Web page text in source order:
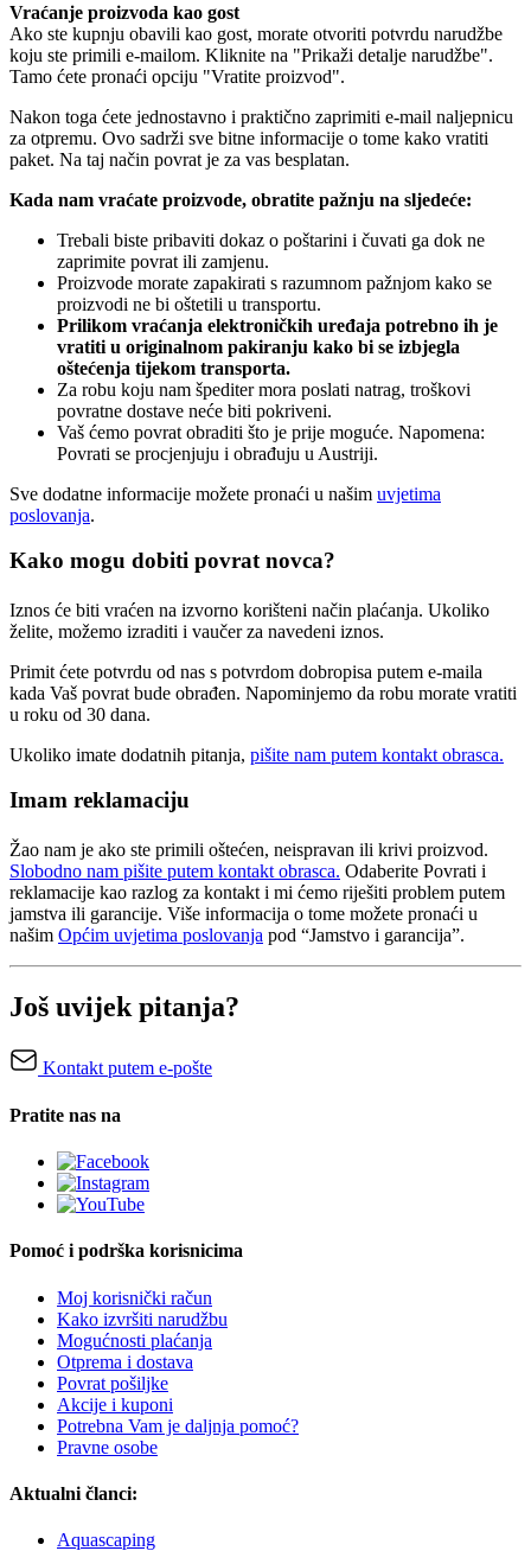
Vraćanje proizvoda kao gost
Ako ste kupnju obavili kao gost, morate otvoriti potvrdu narudžbe
koju ste primili e-mailom. Kliknite na "Prikaži detalje narudžbe".
Tamo ćete pronaći opciju "Vratite proizvod".
Nakon toga ćete jednostavno i praktično zaprimiti e-mail naljepnicu
za otpremu. Ovo sadrži sve bitne informacije o tome kako vratiti
paket. Na taj način povrat je za vas besplatan.
Kada nam vraćate proizvode, obratite pažnju na sljedeće:
Trebali biste pribaviti dokaz o poštarini i čuvati ga dok ne
zaprimite povrat ili zamjenu.
Proizvode morate zapakirati s razumnom pažnjom kako se
proizvodi ne bi oštetili u transportu.
Prilikom vraćanja elektroničkih uređaja potrebno ih je
vratiti u originalnom pakiranju kako bi se izbjegla
oštećenja tijekom transporta.
Za robu koju nam špediter mora poslati natrag, troškovi
povratne dostave neće biti pokriveni.
Vaš ćemo povrat obraditi što je prije moguće. Napomena:
Povrati se procjenjuju i obrađuju u Austriji.
Sve dodatne informacije možete pronaći u našim uvjetima
poslovanja.
Kako mogu dobiti povrat novca?
Iznos će biti vraćen na izvorno korišteni način plaćanja. Ukoliko
želite, možemo izraditi i vaučer za navedeni iznos.
Primit ćete potvrdu od nas s potvrdom dobropisa putem e-maila
kada Vaš povrat bude obrađen. Napominjemo da robu morate vratiti
u roku od 30 dana.
Ukoliko imate dodatnih pitanja, pišite nam putem kontakt obrasca.
Imam reklamaciju
Žao nam je ako ste primili oštećen, neispravan ili krivi proizvod.
Slobodno nam pišite putem kontakt obrasca. Odaberite Povrati i
reklamacije kao razlog za kontakt i mi ćemo riješiti problem putem
jamstva ili garancije. Više informacija o tome možete pronaći u
našim Općim uvjetima poslovanja pod “Jamstvo i garancija”.
Još uvijek pitanja?
Kontakt putem e-pošte
Pratite nas na
Pomoć i podrška korisnicima
Moj korisnički račun
Kako izvršiti narudžbu
Mogućnosti plaćanja
Otprema i dostava
Povrat pošiljke
Akcije i kuponi
Potrebna Vam je daljnja pomoć?
Pravne osobe
Aktualni članci:
Aquascaping